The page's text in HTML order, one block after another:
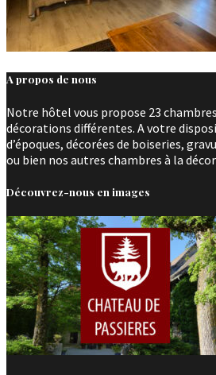
A propos de nous
Notre hôtel vous propose 23
décorations différentes. A votre
d’époques, décorées de boiseries,
ou bien nos autres chambres à la
Découvrez-nous en images